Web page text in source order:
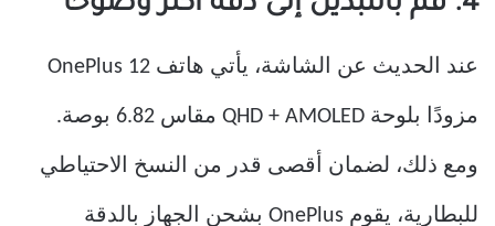
عند الحديث عن الشاشة، يأتي هاتف OnePlus 12
مزودًا بلوحة QHD + AMOLED مقاس 6.82 بوصة.
ومع ذلك، لضمان أقصى قدر من النسخ الاحتياطي
للبطارية، يقوم OnePlus بشحن الجهاز بالدقة